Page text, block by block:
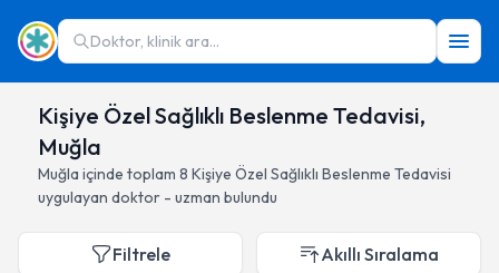
Doktor, klinik ara...
Kişiye Özel Sağlıklı Beslenme Tedavisi,
Muğla
Muğla içinde toplam 8 Kişiye Özel Sağlıklı Beslenme Tedavisi
uygulayan doktor - uzman bulundu
Filtrele Akıllı Sıralama